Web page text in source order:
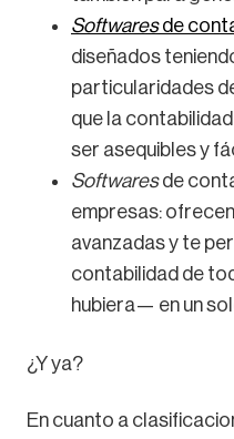
Softwaresde
diseñados
particularidades
que la
ser asequibles y
Softwaresde
empresas:
avanzadas y te
contabilidad de
hubiera— en un
¿Y ya?
En cuanto a